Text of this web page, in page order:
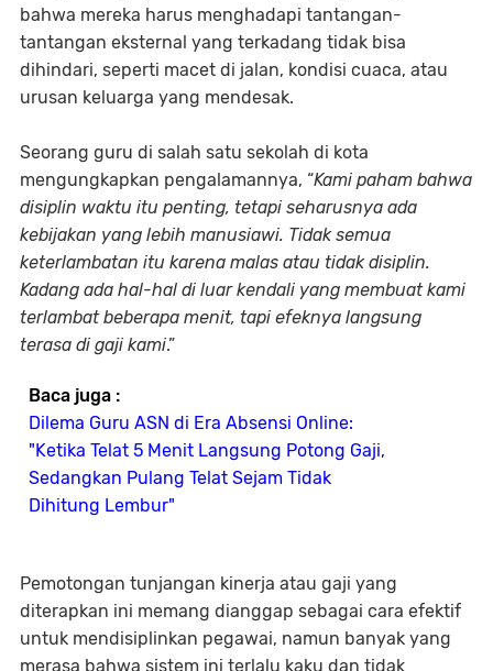
bahwa mereka harus menghadapi tantangan-
tantangan eksternal yang terkadang tidak bisa
dihindari, seperti macet di jalan, kondisi cuaca, atau
urusan keluarga yang mendesak.
Seorang guru di salah satu sekolah di kota
mengungkapkan pengalamannya, “Kami paham bahwa
disiplin waktu itu penting, tetapi seharusnya ada
kebijakan yang lebih manusiawi. Tidak semua
keterlambatan itu karena malas atau tidak disiplin.
Kadang ada hal-hal di luar kendali yang membuat kami
terlambat beberapa menit, tapi efeknya langsung
terasa di gaji kami.”
Baca juga :
Dilema Guru ASN di Era Absensi Online:
"Ketika Telat 5 Menit Langsung Potong Gaji,
Sedangkan Pulang Telat Sejam Tidak
Dihitung Lembur"
Pemotongan tunjangan kinerja atau gaji yang
diterapkan ini memang dianggap sebagai cara efektif
untuk mendisiplinkan pegawai, namun banyak yang
merasa bahwa sistem ini terlalu kaku dan tidak